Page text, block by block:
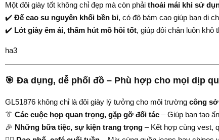
Một đôi giày tốt không chỉ đẹp mà còn phải thoải mái khi sử
✔️ Đế cao su nguyên khối bền bỉ, có độ bám cao giúp bạn di
✔️ Lót giày êm ái, thấm hút mồ hôi tốt, giúp đôi chân luôn khô
ha3
🎯 Đa dụng, dễ phối đồ – Phù hợp cho mọi dịp
GL51876 không chỉ là đôi giày lý tưởng cho môi trường công
👔 Các cuộc họp quan trọng, gặp gỡ đối tác – Giúp bạn tạo
🎉 Những bữa tiệc, sự kiện trang trọng – Kết hợp cùng vest,